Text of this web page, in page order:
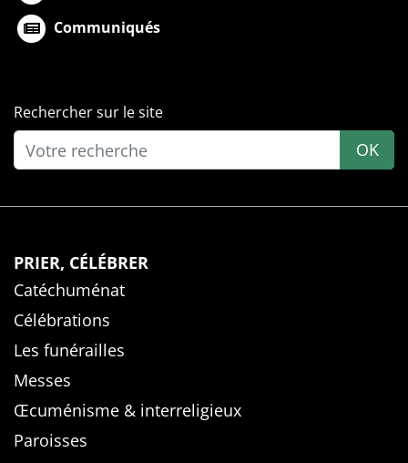
Communiqués
Rechercher sur le site
OK
PRIER, CÉLÉBRER
Catéchuménat
Célébrations
Les funérailles
Messes
Œcuménisme & interreligieux
Paroisses